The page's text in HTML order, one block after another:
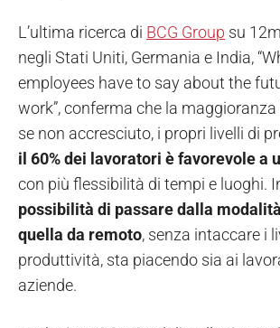
L’ultima ricerca di BCG Group su
negli Stati Uniti, Germania e India,
employees have to say about the
work”, conferma che la
se non accresciuto, i propri livelli di
il 60% dei lavoratori è favorevole a
con più flessibilità di tempi e luoghi.
possibilità di passare dalla
quella da remoto, senza intaccare i
produttività, sta piacendo sia ai
aziende.